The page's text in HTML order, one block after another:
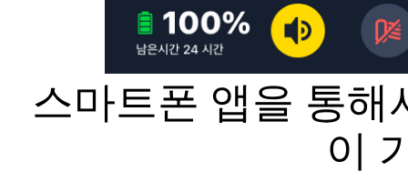
스마트폰 앱을 통해
이